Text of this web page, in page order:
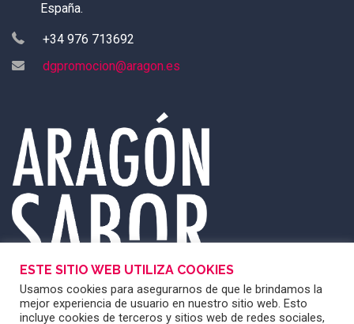
España.
+34 976 713692
dgpromocion@aragon.es
ESTE SITIO WEB UTILIZA COOKIES
Usamos cookies para asegurarnos de que le brindamos la
mejor experiencia de usuario en nuestro sitio web. Esto
incluye cookies de terceros y sitios web de redes sociales,